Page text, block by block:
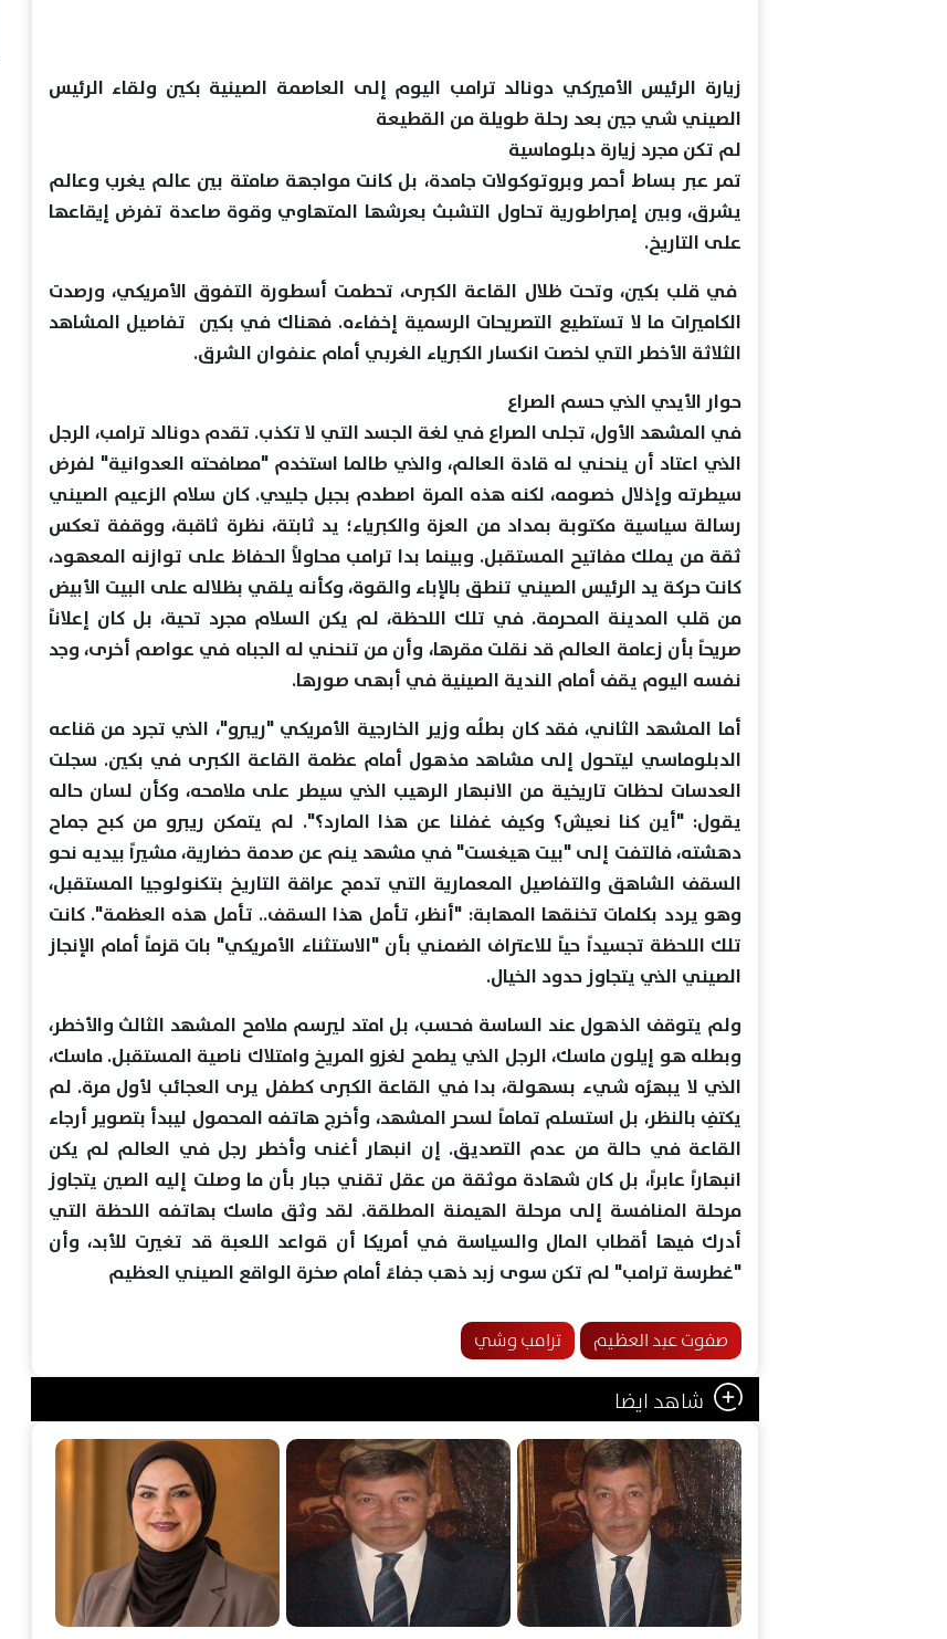
زيارة الرئيس الأميركي دونالد ترامب اليوم إلى العاصمة الصينية بكين ولقاء الرئيس
الصيني شي جين بعد رحلة طويلة من القطيعة
لم تكن مجرد زيارة دبلوماسية
تمر عبر بساط أحمر وبروتوكولات جامدة، بل كانت مواجهة صامتة بين عالم يغرب وعالم
يشرق، وبين إمبراطورية تحاول التشبث بعرشها المتهاوي وقوة صاعدة تفرض إيقاعها
على التاريخ.
في قلب بكين، وتحت ظلال القاعة الكبرى، تحطمت أسطورة التفوق الأمريكي، ورصدت
الكاميرات ما لا تستطيع التصريحات الرسمية إخفاءه. فهناك في بكين تفاصيل المشاهد
الثلاثة الأخطر التي لخصت انكسار الكبرياء الغربي أمام عنفوان الشرق.
حوار الأيدي الذي حسم الصراع
في المشهد الأول، تجلى الصراع في لغة الجسد التي لا تكذب. تقدم دونالد ترامب، الرجل
الذي اعتاد أن ينحني له قادة العالم، والذي طالما استخدم "مصافحته العدوانية" لفرض
سيطرته وإذلال خصومه، لكنه هذه المرة اصطدم بجبل جليدي. كان سلام الزعيم الصيني
رسالة سياسية مكتوبة بمداد من العزة والكبرياء؛ يد ثابتة، نظرة ثاقبة، ووقفة تعكس
ثقة من يملك مفاتيح المستقبل. وبينما بدا ترامب محاولاً الحفاظ على توازنه المعهود،
كانت حركة يد الرئيس الصيني تنطق بالإباء والقوة، وكأنه يلقي بظلاله على البيت الأبيض
من قلب المدينة المحرمة. في تلك اللحظة، لم يكن السلام مجرد تحية، بل كان إعلاناً
صريحاً بأن زعامة العالم قد نقلت مقرها، وأن من تنحني له الجباه في عواصم أخرى، وجد
نفسه اليوم يقف أمام الندية الصينية في أبهى صورها.
أما المشهد الثاني، فقد كان بطلُه وزير الخارجية الأمريكي "ريبرو"، الذي تجرد من قناعه
الدبلوماسي ليتحول إلى مشاهد مذهول أمام عظمة القاعة الكبرى في بكين. سجلت
العدسات لحظات تاريخية من الانبهار الرهيب الذي سيطر على ملامحه، وكأن لسان حاله
يقول: "أين كنا نعيش؟ وكيف غفلنا عن هذا المارد؟". لم يتمكن ريبرو من كبح جماح
دهشته، فالتفت إلى "بيت هيغست" في مشهد ينم عن صدمة حضارية، مشيراً بيديه نحو
السقف الشاهق والتفاصيل المعمارية التي تدمج عراقة التاريخ بتكنولوجيا المستقبل،
وهو يردد بكلمات تخنقها المهابة: "أنظر، تأمل هذا السقف.. تأمل هذه العظمة". كانت
تلك اللحظة تجسيداً حياً للاعتراف الضمني بأن "الاستثناء الأمريكي" بات قزماً أمام الإنجاز
الصيني الذي يتجاوز حدود الخيال.
ولم يتوقف الذهول عند الساسة فحسب، بل امتد ليرسم ملامح المشهد الثالث والأخطر،
وبطله هو إيلون ماسك، الرجل الذي يطمح لغزو المريخ وامتلاك ناصية المستقبل. ماسك،
الذي لا يبهرُه شيء بسهولة، بدا في القاعة الكبرى كطفل يرى العجائب لأول مرة. لم
يكتفِ بالنظر، بل استسلم تماماً لسحر المشهد، وأخرج هاتفه المحمول ليبدأ بتصوير أرجاء
القاعة في حالة من عدم التصديق. إن انبهار أغنى وأخطر رجل في العالم لم يكن
انبهاراً عابراً، بل كان شهادة موثقة من عقل تقني جبار بأن ما وصلت إليه الصين يتجاوز
مرحلة المنافسة إلى مرحلة الهيمنة المطلقة. لقد وثق ماسك بهاتفه اللحظة التي
أدرك فيها أقطاب المال والسياسة في أمريكا أن قواعد اللعبة قد تغيرت للأبد، وأن
"غطرسة ترامب" لم تكن سوى زبد ذهب جفاءً أمام صخرة الواقع الصيني العظيم
صفوت عبد العظيم ترامب وشي
شاهد ايضا